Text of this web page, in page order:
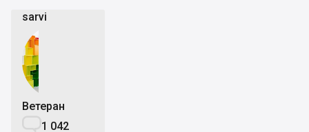
sarvi
Ветеран
1 042